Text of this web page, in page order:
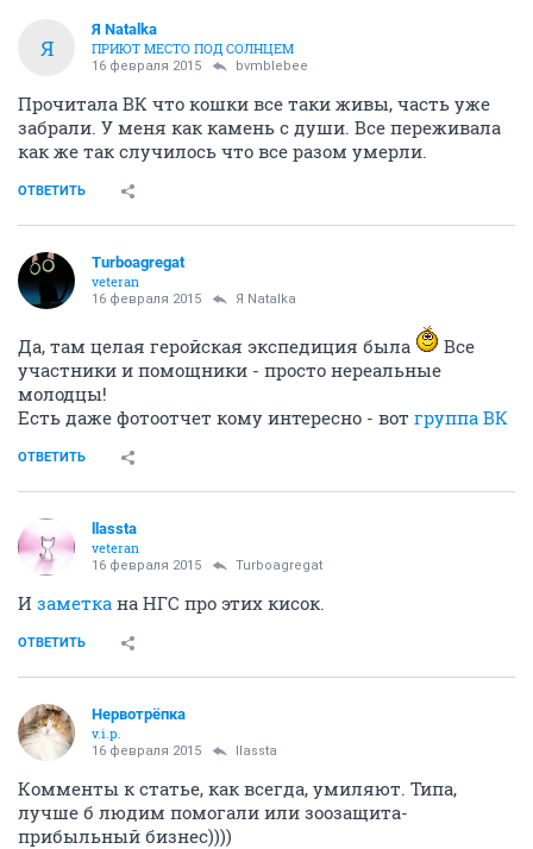
Я
Я Natalka
ПРИЮТ МЕСТО ПОД СОЛНЦЕМ
16 февраля 2015 bvmblebee
Прочитала ВК что кошки все таки живы, часть уже
забрали. У меня как камень с души. Все переживала
как же так случилось что все разом умерли.
ОТВЕТИТЬ
Turboagregat
veteran
16 февраля 2015 Я Natalka
Да, там целая геройская экспедиция была
Все
участники и помощники - просто нереальные
молодцы!
Есть даже фотоотчет кому интересно - вот группа ВК
ОТВЕТИТЬ
llassta
veteran
16 февраля 2015 Turboagregat
И заметка на НГС про этих кисок.
ОТВЕТИТЬ
Нервотрёпка
v.i.p.
16 февраля 2015 llassta
Комменты к статье, как всегда, умиляют. Типа,
лучше б людим помогали или зоозащита-
прибыльный бизнес))))